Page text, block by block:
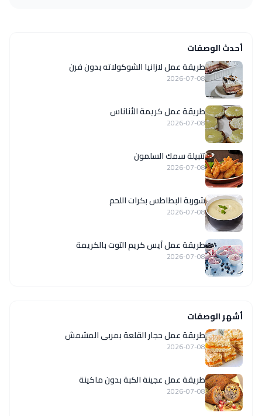
أحدث الوصفات
طريقة عمل لازانيا الشوكولاته بدون فرن
2026-07-08
طريقة عمل كريمة الأناناس
2026-07-08
تتبيلة سمك السلمون
2026-07-08
شوربة البطاطس بكرات اللحم
2026-07-08
طريقة عمل آيس كريم التوت بالكريمة
2026-07-08
أشهر الوصفات
طريقة عمل حجار القلعة بمربى المشمش
2026-07-08
طريقة عمل عجينة الكبة بدون ماكينة
2026-07-08